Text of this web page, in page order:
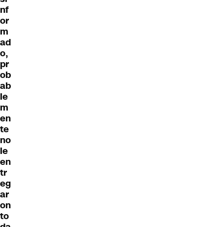
nf
or
m
ad
o,
pr
ob
ab
le
m
en
te
no
le
en
tr
eg
ar
on
to